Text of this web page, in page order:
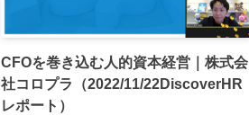
CFOを巻き込む人的資本経営｜株式会
社コロプラ（2022/11/22DiscoverHR
レポート）